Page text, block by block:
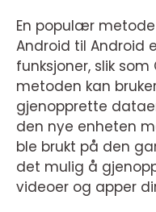
En populær
Android til Android
funksjoner, slik
metoden kan
gjenopprette
den nye enheten
ble brukt på den
det mulig å
videoer og apper